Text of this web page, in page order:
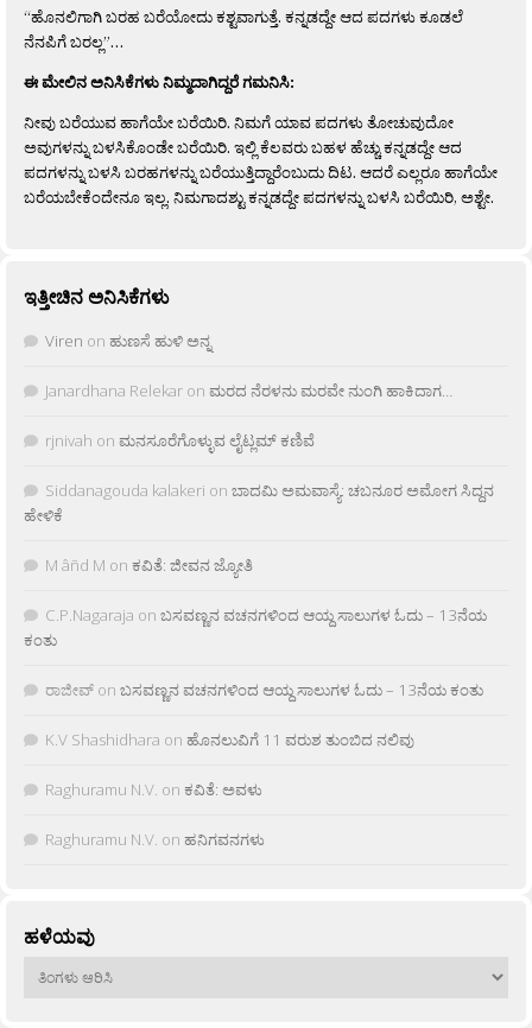
“ಹೊನಲಿಗಾಗಿ ಬರಹ ಬರೆಯೋದು ಕಶ್ಟವಾಗುತ್ತೆ. ಕನ್ನಡದ್ದೇ ಆದ ಪದಗಳು ಕೂಡಲೆ
ನೆನಪಿಗೆ ಬರಲ್ಲ”…
ಈ ಮೇಲಿನ ಅನಿಸಿಕೆಗಳು ನಿಮ್ಮದಾಗಿದ್ದರೆ ಗಮನಿಸಿ:
ನೀವು ಬರೆಯುವ ಹಾಗೆಯೇ ಬರೆಯಿರಿ. ನಿಮಗೆ ಯಾವ ಪದಗಳು ತೋಚುವುದೋ
ಅವುಗಳನ್ನು ಬಳಸಿಕೊಂಡೇ ಬರೆಯಿರಿ. ಇಲ್ಲಿ ಕೆಲವರು ಬಹಳ ಹೆಚ್ಚು ಕನ್ನಡದ್ದೇ ಆದ
ಪದಗಳನ್ನು ಬಳಸಿ ಬರಹಗಳನ್ನು ಬರೆಯುತ್ತಿದ್ದಾರೆಂಬುದು ದಿಟ. ಆದರೆ ಎಲ್ಲರೂ ಹಾಗೆಯೇ
ಬರೆಯಬೇಕೆಂದೇನೂ ಇಲ್ಲ. ನಿಮಗಾದಶ್ಟು ಕನ್ನಡದ್ದೇ ಪದಗಳನ್ನು ಬಳಸಿ ಬರೆಯಿರಿ, ಅಶ್ಟೇ.
ಇತ್ತೀಚಿನ ಅನಿಸಿಕೆಗಳು
Viren on ಹುಣಸೆ ಹುಳಿ ಅನ್ನ
Janardhana Relekar on ಮರದ ನೆರಳನು ಮರವೇ ನುಂಗಿ ಹಾಕಿದಾಗ…
rjnivah on ಮನಸೂರೆಗೊಳ್ಳುವ ಲೈಟ್ಲಮ್ ಕಣಿವೆ
Siddanagouda kalakeri on ಬಾದಮಿ ಅಮವಾಸ್ಯೆ: ಚಬನೂರ ಅಮೋಗ ಸಿದ್ದನ
ಹೇಳಿಕೆ
M âñd M on ಕವಿತೆ: ಜೀವನ ಜ್ಯೋತಿ
C.P.Nagaraja on ಬಸವಣ್ಣನ ವಚನಗಳಿಂದ ಆಯ್ದ ಸಾಲುಗಳ ಓದು – 13ನೆಯ
ಕಂತು
ರಾಜೀವ್ on ಬಸವಣ್ಣನ ವಚನಗಳಿಂದ ಆಯ್ದ ಸಾಲುಗಳ ಓದು – 13ನೆಯ ಕಂತು
K.V Shashidhara on ಹೊನಲುವಿಗೆ 11 ವರುಶ ತುಂಬಿದ ನಲಿವು
Raghuramu N.V. on ಕವಿತೆ: ಅವಳು
Raghuramu N.V. on ಹನಿಗವನಗಳು
ಹಳೆಯವು
ಹಳೆಯವು